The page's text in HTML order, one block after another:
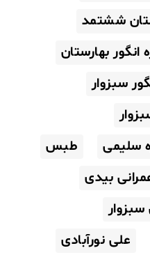
ششتمد
انگور بهارستان
سبزوار
سلیمی
طبس
بیدی
علی نورآبادی